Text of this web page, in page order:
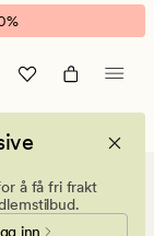
å få fri frakt
inn